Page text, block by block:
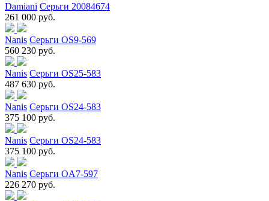
Damiani Серьги 20084674
261 000 руб.
Nanis Серьги OS9-569
560 230 руб.
Nanis Серьги OS25-583
487 630 руб.
Nanis Серьги OS24-583
375 100 руб.
Nanis Серьги OS24-583
375 100 руб.
Nanis Серьги OA7-597
226 270 руб.